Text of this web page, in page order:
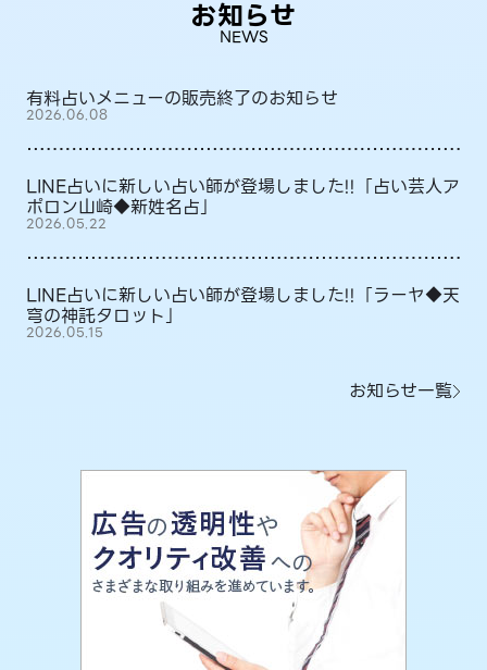
お知らせ
NEWS
有料占いメニューの販売終了のお知らせ
2026.06.08
LINE占いに新しい占い師が登場しました!!「占い芸人ア
ポロン山崎◆新姓名占」
2026.05.22
LINE占いに新しい占い師が登場しました!!「ラーヤ◆天
穹の神託タロット」
2026.05.15
お知らせ一覧